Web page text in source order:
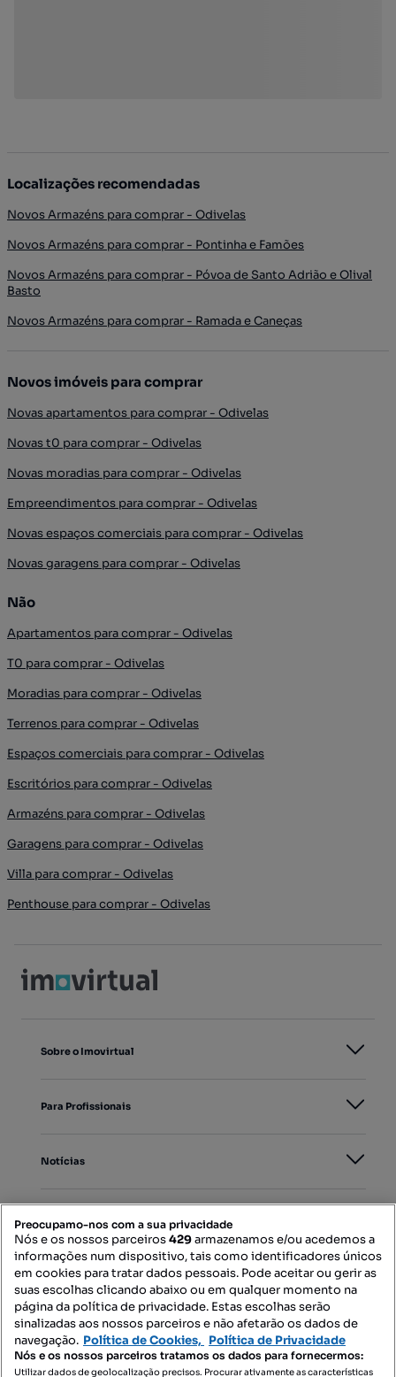
Localizações recomendadas
Novos Armazéns para comprar - Odivelas
Novos Armazéns para comprar - Pontinha e Famões
Novos Armazéns para comprar - Póvoa de Santo Adrião e Olival
Basto
Novos Armazéns para comprar - Ramada e Caneças
Novos imóveis para comprar
Novas apartamentos para comprar - Odivelas
Novas t0 para comprar - Odivelas
Novas moradias para comprar - Odivelas
Empreendimentos para comprar - Odivelas
Novas espaços comerciais para comprar - Odivelas
Novas garagens para comprar - Odivelas
Não
Apartamentos para comprar - Odivelas
T0 para comprar - Odivelas
Moradias para comprar - Odivelas
Terrenos para comprar - Odivelas
Espaços comerciais para comprar - Odivelas
Escritórios para comprar - Odivelas
Armazéns para comprar - Odivelas
Garagens para comprar - Odivelas
Villa para comprar - Odivelas
Penthouse para comprar - Odivelas
Sobre o Imovirtual
Para Profissionais
Notícias
Mapa do Site
Contacte-nos
Preocupamo-nos com a sua privacidade
Nós e os nossos parceiros429armazenamos e/ou acedemos a
informações num dispositivo, tais como identificadores únicos
em cookies para tratar dados pessoais. Pode aceitar ou gerir as
suas escolhas clicando abaixo ou em qualquer momento na
página da política de privacidade. Estas escolhas serão
sinalizadas aos nossos parceiros e não afetarão os dados de
navegação. Política de Cookies, Política de Privacidade
Nós e os nossos parceiros tratamos os dados para fornecermos:
Utilizar dados de geolocalização precisos. Procurar ativamente as características